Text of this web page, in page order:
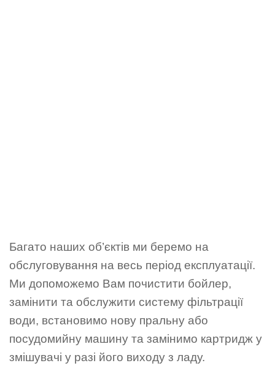
Багато наших об’єктів ми беремо на
обслуговування на весь період експлуатації.
Ми допоможемо Вам почистити бойлер,
замінити та обслужити систему фільтрації
води, встановимо нову пральну або
посудомийну машину та замінимо картридж у
змішувачі у разі його виходу з ладу.